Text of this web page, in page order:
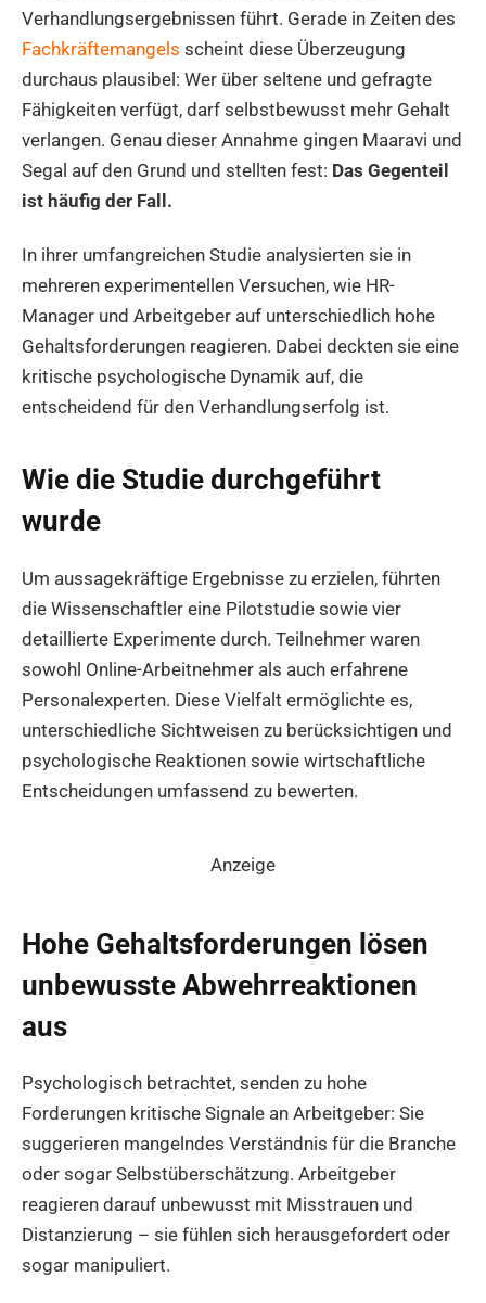
Verhandlungsergebnissen führt. Gerade in Zeiten des
Fachkräftemangels scheint diese Überzeugung
durchaus plausibel: Wer über seltene und gefragte
Fähigkeiten verfügt, darf selbstbewusst mehr Gehalt
verlangen. Genau dieser Annahme gingen Maaravi und
Segal auf den Grund und stellten fest: Das Gegenteil
ist häufig der Fall.
In ihrer umfangreichen Studie analysierten sie in
mehreren experimentellen Versuchen, wie HR-
Manager und Arbeitgeber auf unterschiedlich hohe
Gehaltsforderungen reagieren. Dabei deckten sie eine
kritische psychologische Dynamik auf, die
entscheidend für den Verhandlungserfolg ist.
Wie die Studie durchgeführt
wurde
Um aussagekräftige Ergebnisse zu erzielen, führten
die Wissenschaftler eine Pilotstudie sowie vier
detaillierte Experimente durch. Teilnehmer waren
sowohl Online-Arbeitnehmer als auch erfahrene
Personalexperten. Diese Vielfalt ermöglichte es,
unterschiedliche Sichtweisen zu berücksichtigen und
psychologische Reaktionen sowie wirtschaftliche
Entscheidungen umfassend zu bewerten.
Anzeige
Hohe Gehaltsforderungen lösen
unbewusste Abwehrreaktionen
aus
Psychologisch betrachtet, senden zu hohe
Forderungen kritische Signale an Arbeitgeber: Sie
suggerieren mangelndes Verständnis für die Branche
oder sogar Selbstüberschätzung. Arbeitgeber
reagieren darauf unbewusst mit Misstrauen und
Distanzierung – sie fühlen sich herausgefordert oder
sogar manipuliert.